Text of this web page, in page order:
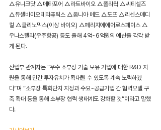
△유니크닷 △메타포어 △라트바이오 △폴리윅 △씨티셀즈
△듀셀바이오테라퓨틱스 △옴니아 메드 △도프 △리센스메디
컬 △클리노믹스(이상 바이오) △페리지에에어로스페이스 △
우나스텔라(우주항공) 등도 올해 4억~6억원의 예산을 각각 받
게 된다.
산업부 관계자는 “우수 소부장 기술 보유 기업에 대한 R&D 지
원을 통해 민간 투자유치가 확대될 수 있도록 계속 노력하겠
다”며 “소부장 특화단지 지정과 수요~공급기업 간 협력모델 구
축 확대 등을 통해 소부장 협력 생태계도 강화할 것”이라고 말했
다.